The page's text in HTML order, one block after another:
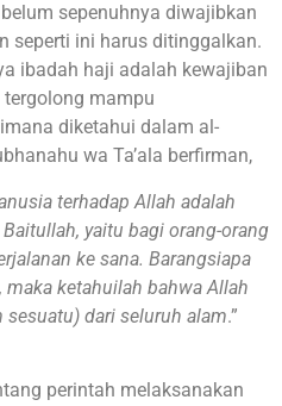
sepenuhnya diwajibkan
seperti ini harus ditinggalkan.
ibadah haji adalah kewajiban
mampu
diketahui dalam al-
wa Ta’ala berfirman,
terhadap Allah adalah
yaitu bagi orang-orang
ke sana. Barangsiapa
ketahuilah bahwa Allah
dari seluruh alam.”
perintah melaksanakan